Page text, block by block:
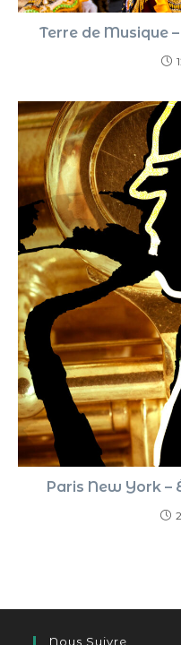
Terre de Musique
Paris New York –
Nous Suivre